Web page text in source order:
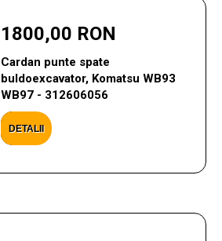
1800,00 RON
Cardan punte spate
buldoexcavator, Komatsu WB93
WB97 - 312606056
DETALII